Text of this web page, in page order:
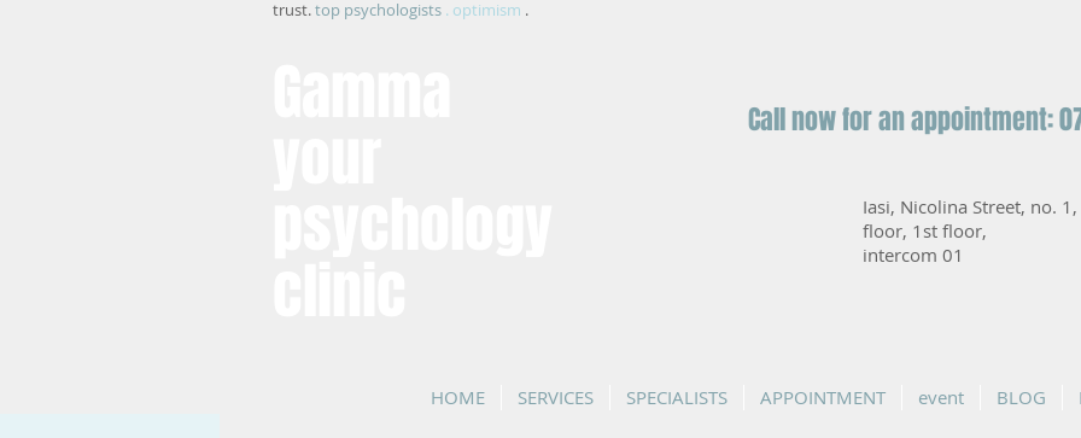
trust.top psychologists . optimism .
Call now for an appointment:
Iasi, Nicolina Street, no.
floor, 1st floor,
intercom 01
HOME SERVICES SPECIALISTS APPOINTMENT event BLOG